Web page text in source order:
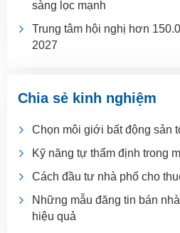
sàng lọc mạnh
Trung tâm hội nghị hơn
2027
Chia sẻ kinh nghiệm
Chọn môi giới bất động sản
Kỹ năng tự thẩm định trong
Cách đầu tư nhà phố cho
Những mẫu đăng tin bán
hiệu quả